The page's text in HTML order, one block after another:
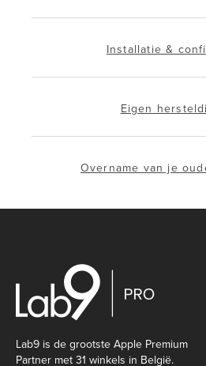
Installatie &
Eigen
Overname van je
Lab9 is de grootste Apple Premium
Partner met 31 winkels in België.